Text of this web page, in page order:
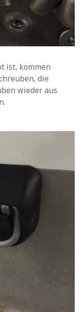
ist, kommen
die
wieder aus